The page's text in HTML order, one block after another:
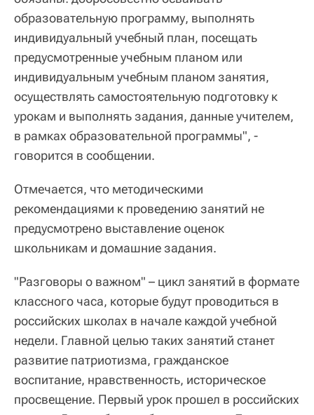
образовательную программу, выполнять
индивидуальный учебный план, посещать
предусмотренные учебным планом или
индивидуальным учебным планом занятия,
осуществлять самостоятельную подготовку к
урокам и выполнять задания, данные учителем,
в рамках образовательной программы", -
говорится в сообщении.
Отмечается, что методическими
рекомендациями к проведению занятий не
предусмотрено выставление оценок
школьникам и домашние задания.
"Разговоры о важном" – цикл занятий в формате
классного часа, которые будут проводиться в
российских школах в начале каждой учебной
недели. Главной целью таких занятий станет
развитие патриотизма, гражданское
воспитание, нравственность, историческое
просвещение. Первый урок прошел в российских